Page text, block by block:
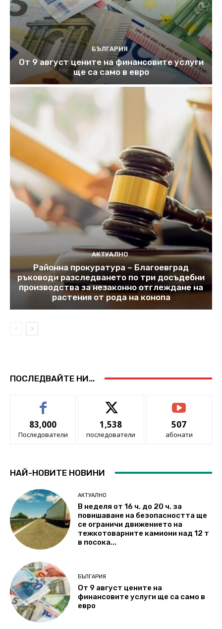
БЪЛГАРИЯ
От 9 август цените на финансовите услуги
ще са само в евро
АКТУАЛНО
Районна прокуратура – Благоевград
ръководи разследването по три досъдебни
производства за незаконно отглеждане на
растения от рода на конопа
ПОСЛЕДВАЙТЕ НИ...
83,000
Последователи
1,538
последователи
507
абонати
НАЙ-НОВИТЕ НОВИНИ
АКТУАЛНО
В неделя от 16 ч. до 20 ч. за
повишаване на безопасността ще
се ограничи движението на
тежкотоварните камиони над 12 т
в посока...
БЪЛГАРИЯ
От 9 август цените на
финансовите услуги ще са само в
евро